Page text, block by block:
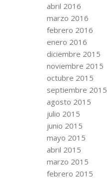
abril 2016
marzo 2016
febrero 2016
enero 2016
diciembre 2015
noviembre 2015
octubre 2015
septiembre 2015
agosto 2015
julio 2015
junio 2015
mayo 2015
abril 2015
marzo 2015
febrero 2015